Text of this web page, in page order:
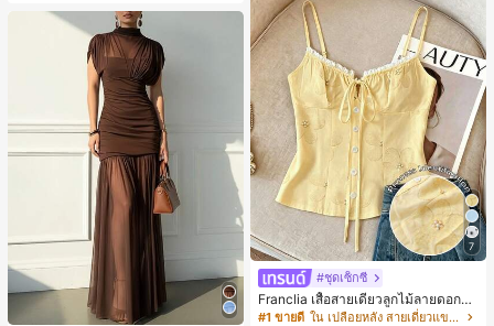
7
#ชุดเซ็กซี่
Franclia เสื้อสายเดี่ยวลูกไม้ลายดอกไม้
ผูกโบว์สำหรับผู้หญิงสำหรับฤดูร้อน
#1 ขายดี
ใน เปลือยหลัง สายเดี่ยวแขนกุดสีสดใส